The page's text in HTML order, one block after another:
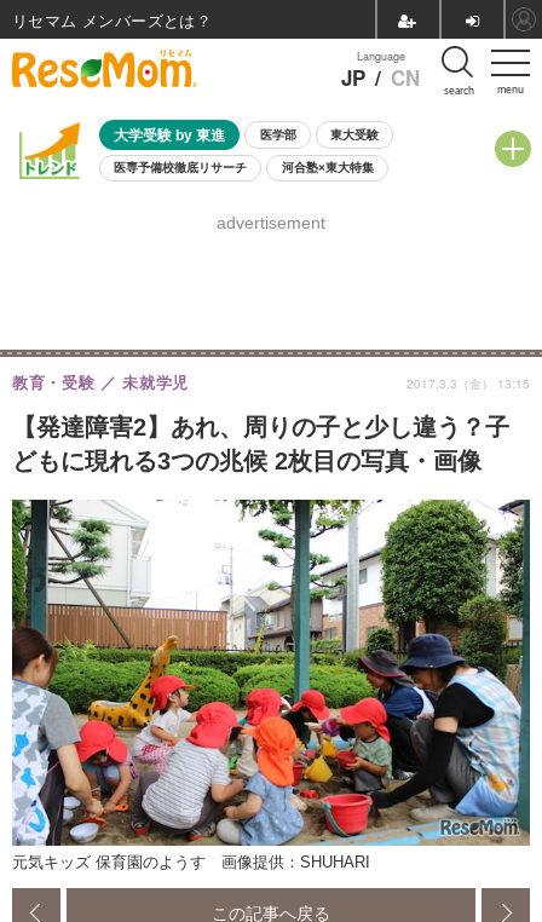
menu
Language
JP / CN search
大学受験 by 東進 医学部 東大受験
医専予備校徹底リサーチ 河合塾×東大特集
8月開催学校説明会・相談会
advertisement
【発達障害2】あれ、周りの子と少し違う？子
どもに現れる3つの兆候 2枚目の写真・画像
教育・受験 未就学児 2017.3.3（金） 13:15
元気キッズ 保育園のようす 画像提供：SHUHARI
この記事へ戻る
リセマム メンバーズ